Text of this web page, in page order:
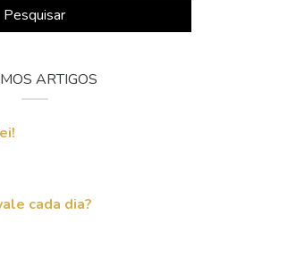
Pesquisar
ARTIGOS
cada dia?